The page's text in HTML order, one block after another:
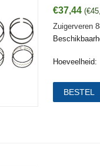
€37,44 (€
Zuigerveren
Hoeveelheid:
BESTEL